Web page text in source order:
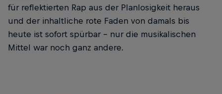
für reflektierten Rap aus der Planlosigkeit heraus
und der inhaltliche rote Faden von damals bis
heute ist sofort spürbar – nur die musikalischen
Mittel war noch ganz andere.